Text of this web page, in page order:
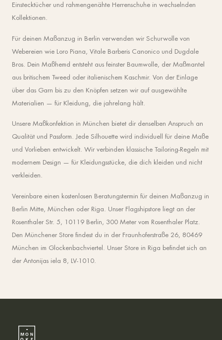
Einstecktücher und rahmengenähte Herrenschuhe in wechselnden
Kollektionen.
Für deinen Maßanzug in Berlin verwenden wir Schurwolle von
Webereien wie Loro Piana, Vitale Barberis Canonico und Dugdale
Bros. Dein Maßhemd entsteht aus feinster Baumwolle, der Maßmantel
aus britischem Tweed oder italienischem Kaschmir. Von der Einlage
über das Garn bis zu den Knöpfen setzen wir auf ausgewählte
Materialien — für Kleidung, die jahrelang hält.
Unsere Maßkonfektion in München bietet dir denselben Anspruch an
Qualität und Passform. Jede Silhouette wird individuell für deine Maße
und Vorlieben entwickelt. Wir verbinden klassische Tailoring-Regeln mit
modernem Design — für Kleidungsstücke, die dich kleiden und nicht
verkleiden.
Vereinbare einen kostenlosen Beratungstermin für deinen Maßanzug in
Berlin Mitte, München oder Riga. Unser Flagshipstore liegt an der
Rosenthaler Str. 5, 10119 Berlin, 300 Meter vom Rosenthaler Platz.
Den Münchener Store findest du in der Fraunhoferstraße 26, 80469
München im Glockenbachviertel. Unser Store in Riga befindet sich an
der Antonijas iela 8, LV-1010.